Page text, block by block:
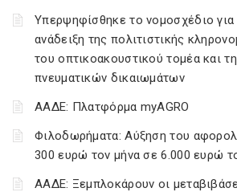
Υπερψηφίσθηκε το νομοσχέδιο για
ανάδειξη της πολιτιστικής
του οπτικοακουστικού τομέα και
πνευματικών δικαιωμάτων
ΑΑΔΕ: Πλατφόρμα myAGRO
Φιλοδωρήματα: Αύξηση του
300 ευρώ τον μήνα σε 6.000 ευρώ
ΑΑΔΕ: Ξεμπλοκάρουν οι